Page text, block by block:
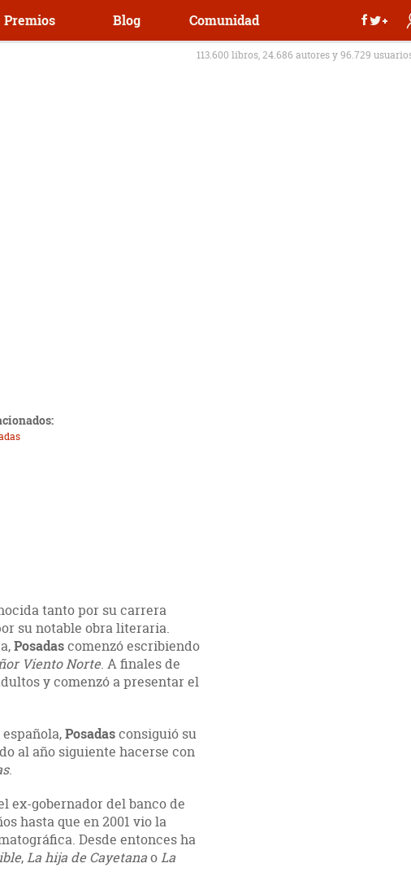
Premios Blog Comunidad
113.600 libros, 24.686 autores y 96.729
tanto por su carrera
su notable obra literaria.
Posadascomenzó escribiendo
Viento Norte. A finales de
y comenzó a presentar el
Posadasconsiguió su
al año siguiente hacerse con
.
ex-gobernador del banco de
hasta que en 2001 vio la
Desde entonces ha
,La hija de CayetanaoLa